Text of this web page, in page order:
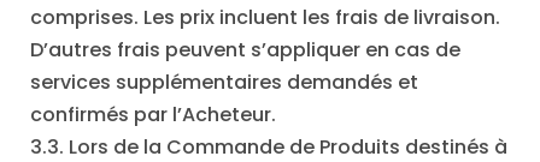
comprises. Les prix incluent les frais de livraison.
D’autres frais peuvent s’appliquer en cas de
services supplémentaires demandés et
confirmés par l’Acheteur.
3.3. Lors de la Commande de Produits destinés à